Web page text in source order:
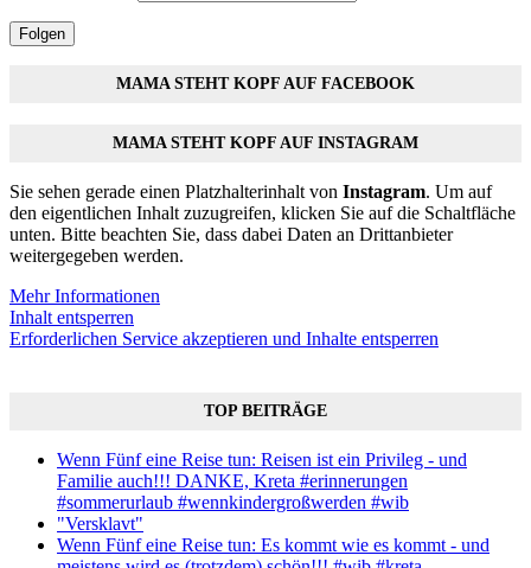
Folgen
MAMA STEHT KOPF AUF FACEBOOK
MAMA STEHT KOPF AUF INSTAGRAM
Sie sehen gerade einen Platzhalterinhalt von Instagram. Um auf
den eigentlichen Inhalt zuzugreifen, klicken Sie auf die Schaltfläche
unten. Bitte beachten Sie, dass dabei Daten an Drittanbieter
weitergegeben werden.
Mehr Informationen
Inhalt entsperren
Erforderlichen Service akzeptieren und Inhalte entsperren
TOP BEITRÄGE
Wenn Fünf eine Reise tun: Reisen ist ein Privileg - und
Familie auch!!! DANKE, Kreta #erinnerungen
#sommerurlaub #wennkindergroßwerden #wib
"Versklavt"
Wenn Fünf eine Reise tun: Es kommt wie es kommt - und